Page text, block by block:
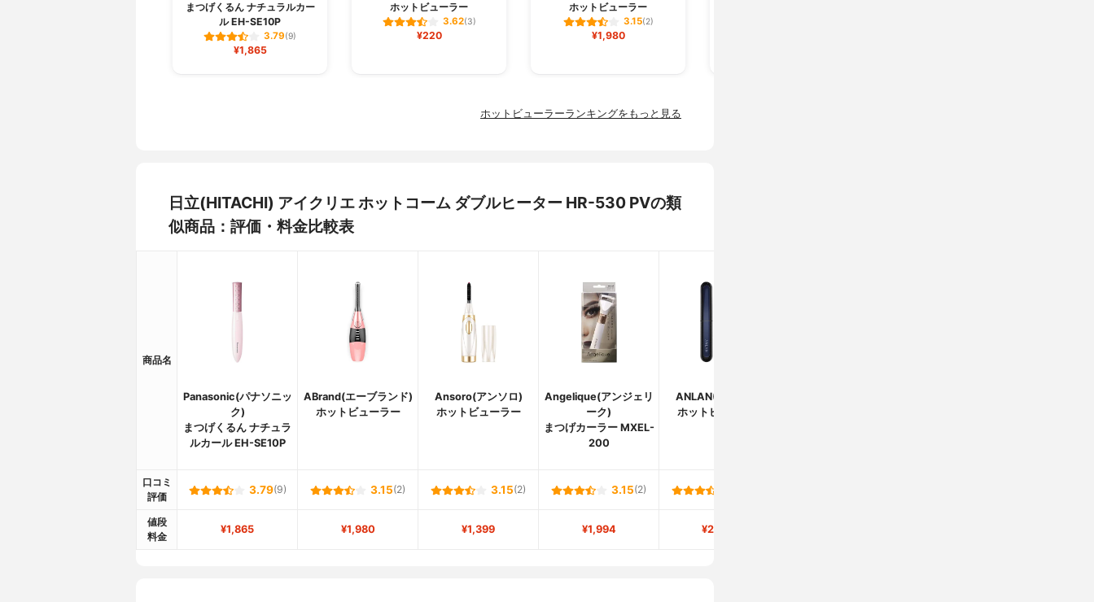
まつげくるん ナチュラルカー
ル EH-SE10P
3.79(9)
¥1,865
ホットビューラー
3.62(3)
¥220
ホットビューラー
3.15(2)
¥1,980
ホットビューラーランキングをもっと見る
日立(HITACHI) アイクリエ ホットコーム ダブルヒーター HR-530 PVの類
似商品：評価・料金比較表
商品名
Panasonic(パナソニッ
ク)
まつげくるん ナチュラ
ルカール EH-SE10P
ABrand(エーブランド)
ホットビューラー
Ansoro(アンソロ)
ホットビューラー
Angelique(アンジェリ
ーク)
まつげカーラー MXEL-
200
ANLAN(アンラン)
ホットビューラー
口コミ
評価
3.79(9) 3.15(2) 3.15(2) 3.15(2)
値段
料金
¥1,865 ¥1,980 ¥1,399 ¥1,994 ¥2,380